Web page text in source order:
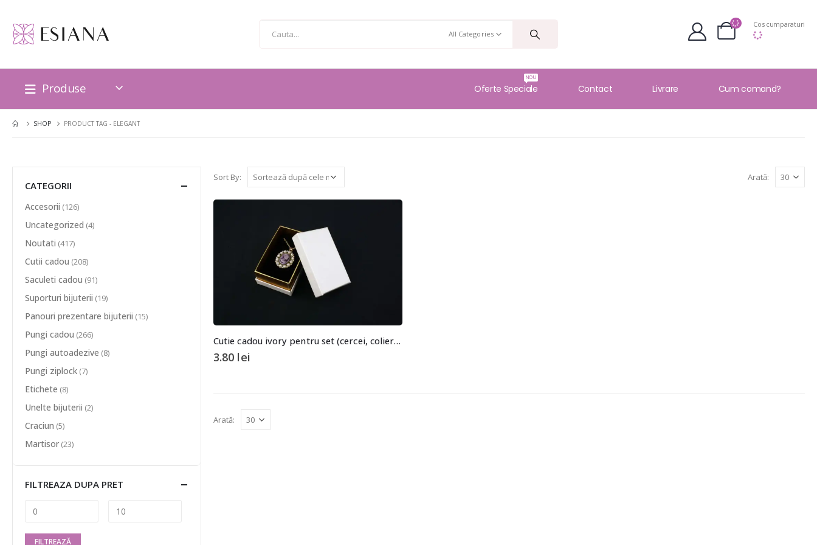
All Categories
Cos cumparaturi
Produse Oferte Speciale
NOU
Contact Livrare Cum comand?
SHOP PRODUCT TAG - ELEGANT
Sort By: Arată:
Cutie cadou ivory pentru set (cercei, colier si inel)
3.80 lei
Arată:
CATEGORII
Accesorii (126)
Uncategorized (4)
Noutati (417)
Cutii cadou (208)
Saculeti cadou (91)
Suporturi bijuterii (19)
Panouri prezentare bijuterii (15)
Pungi cadou (266)
Pungi autoadezive (8)
Pungi ziplock (7)
Etichete (8)
Unelte bijuterii (2)
Craciun (5)
Martisor (23)
FILTREAZA DUPA PRET
FILTREAZĂ